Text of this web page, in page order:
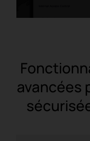
avancées